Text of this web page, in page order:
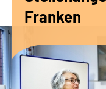
Karriere
Franken